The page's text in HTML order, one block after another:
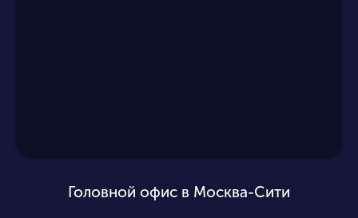
Головной офис в Москва-Сити